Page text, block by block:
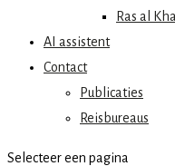
Ras al
AI assistent
Contact
Publicaties
Reisbureaus
Selecteer een pagina